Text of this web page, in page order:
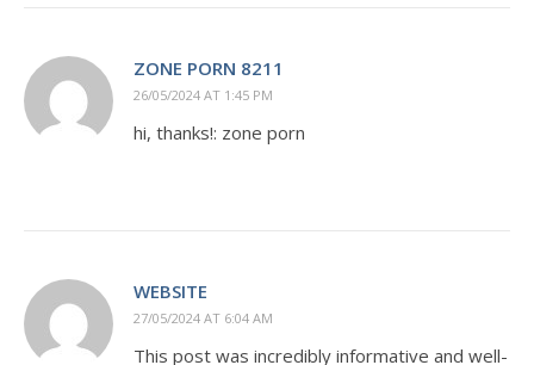
ZONE PORN 8211
26/05/2024 AT 1:45 PM
hi, thanks!: zone porn
WEBSITE
27/05/2024 AT 6:04 AM
This post was incredibly informative and well-